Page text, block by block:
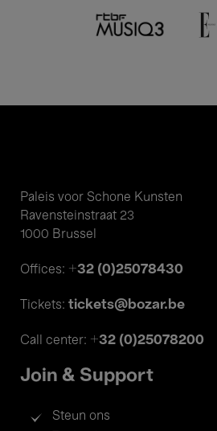
Paleis voor Schone Kunsten
Ravensteinstraat 23
1000 Brussel
Offices: +32 (0)25078430
Tickets: tickets@bozar.be
Call center: +32 (0)25078200
Join & Support
Steun ons